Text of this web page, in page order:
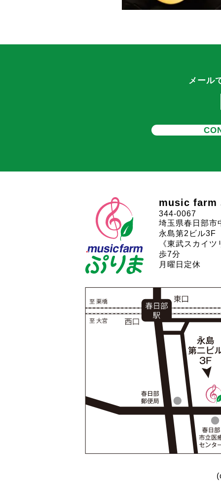
メール
music farm
344-0067
埼玉県春日部市
永島第2ビル3F
《東武スカイ
歩7分
月曜日定休